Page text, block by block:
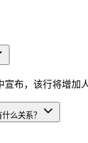
布，该行将增加
么关系？